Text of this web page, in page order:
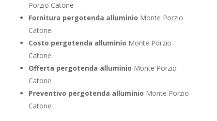
Porzio Catone
Fornitura pergotenda alluminio Monte Porzio
Catone
Costo pergotenda alluminio Monte Porzio
Catone
Offerta pergotenda alluminio Monte Porzio
Catone
Preventivo pergotenda alluminio Monte Porzio
Catone